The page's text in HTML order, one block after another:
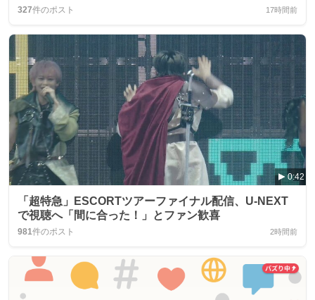
327件のポスト 17時間前
0:42
「超特急」ESCORTツアーファイナル配信、U‑NEXT
で視聴へ「間に合った！」とファン歓喜
981件のポスト 2時間前